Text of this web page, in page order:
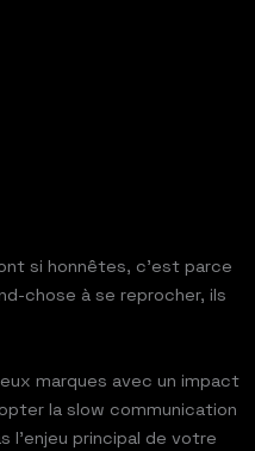
si honnêtes, c’est parce
chose à se reprocher, ils
marques avec un impact
la slow communication
l’enjeu principal de votre